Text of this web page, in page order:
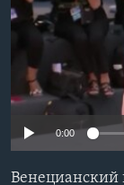
Learning English
СОЦИАЛЬНЫЕ СЕТИ
No
0:00
Венецианский